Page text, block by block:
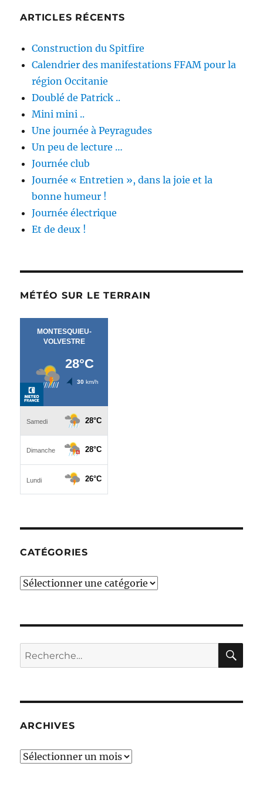
ARTICLES RÉCENTS
Construction du Spitfire
Calendrier des manifestations FFAM pour la
région Occitanie
Doublé de Patrick ..
Mini mini ..
Une journée à Peyragudes
Un peu de lecture …
Journée club
Journée « Entretien », dans la joie et la
bonne humeur !
Journée électrique
Et de deux !
MÉTÉO SUR LE TERRAIN
CATÉGORIES
Catégories
Recherche
pour :
ARCHIVES
Archives